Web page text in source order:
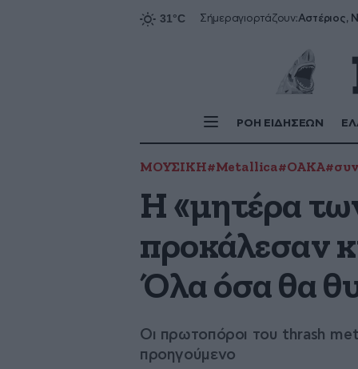
Σήμεραγιορτάζουν:Αστέριος,
ΡΟΗ ΕΙΔΗΣΕΩΝ
ΜΟΥΣΙΚΗ#Metallica#ΟΑΚΑ
Η «μητέρα
προκάλεσαν
Όλα όσα θα
Οι πρωτοπόροι του thrash
προηγούμενο